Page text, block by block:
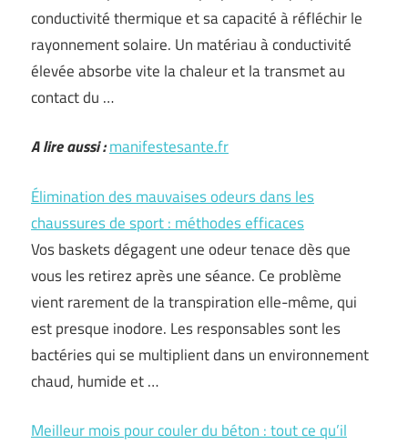
conductivité thermique et sa capacité à réfléchir le
rayonnement solaire. Un matériau à conductivité
élevée absorbe vite la chaleur et la transmet au
contact du …
A lire aussi :manifestesante.fr
Élimination des mauvaises odeurs dans les
chaussures de sport : méthodes efficaces
Vos baskets dégagent une odeur tenace dès que
vous les retirez après une séance. Ce problème
vient rarement de la transpiration elle-même, qui
est presque inodore. Les responsables sont les
bactéries qui se multiplient dans un environnement
chaud, humide et …
Meilleur mois pour couler du béton : tout ce qu’il